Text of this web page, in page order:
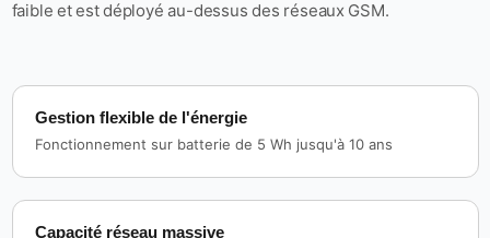
faible et est déployé au-dessus des réseaux GSM.
Gestion flexible de l'énergie
Fonctionnement sur batterie de 5 Wh jusqu'à 10 ans
Capacité réseau massive